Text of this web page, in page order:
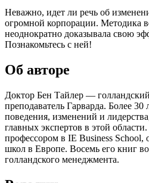
Неважно, идет ли речь об
огромной корпорации. Методика
неоднократно доказывала свою
Познакомьтесь с ней!
Об авторе
Доктор Бен Тайлер —
преподаватель Гарварда. Более 30
поведения, изменений и
главных экспертов в этой
профессором в IE Business School,
школ в Европе. Восемь его книг
голландского менеджмента.